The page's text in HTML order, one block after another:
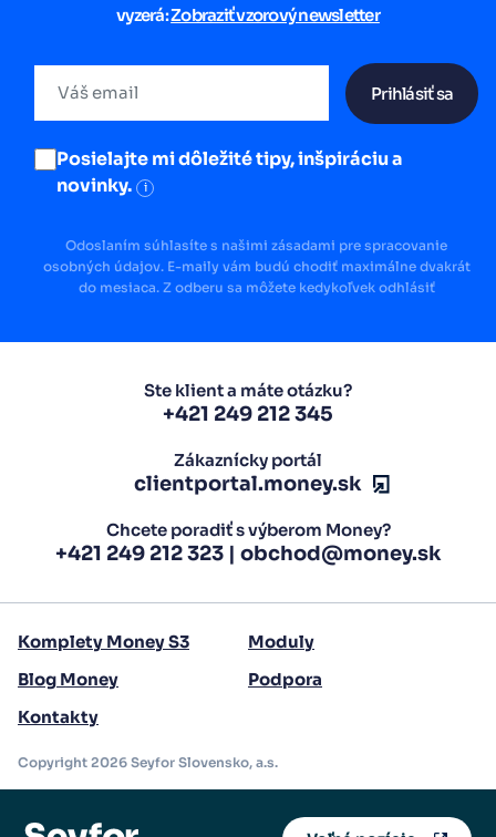
vyzerá:Zobraziť vzorový newsletter
Prihlásiť sa
Posielajte mi dôležité tipy, inšpiráciu a
novinky.
i
Odoslaním súhlasíte s našimi zásadami pre spracovanie
osobných údajov. E-maily vám budú chodiť maximálne dvakrát
do mesiaca. Z odberu sa môžete kedykoľvek odhlásiť
Ste klient a máte otázku?
+421 249 212 345
Zákaznícky portál
clientportal.money.sk
Chcete poradiť s výberom Money?
+421 249 212 323| obchod@money.sk
Komplety Money S3
Moduly
Blog Money
Podpora
Kontakty
Copyright 2026 Seyfor Slovensko, a.s.